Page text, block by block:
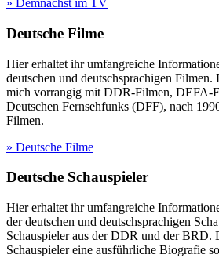
» Demnächst im TV
Deutsche Filme
Hier erhaltet ihr umfangreiche
deutschen und deutschsprachigen Filmen.
mich vorrangig mit DDR-Filmen, DEFA-
Deutschen Fernsehfunks (DFF), nach
Filmen.
» Deutsche Filme
Deutsche Schauspieler
Hier erhaltet ihr umfangreiche
der deutschen und deutschsprachigen
Schauspieler aus der DDR und der BRD.
Schauspieler eine ausführliche Biografie